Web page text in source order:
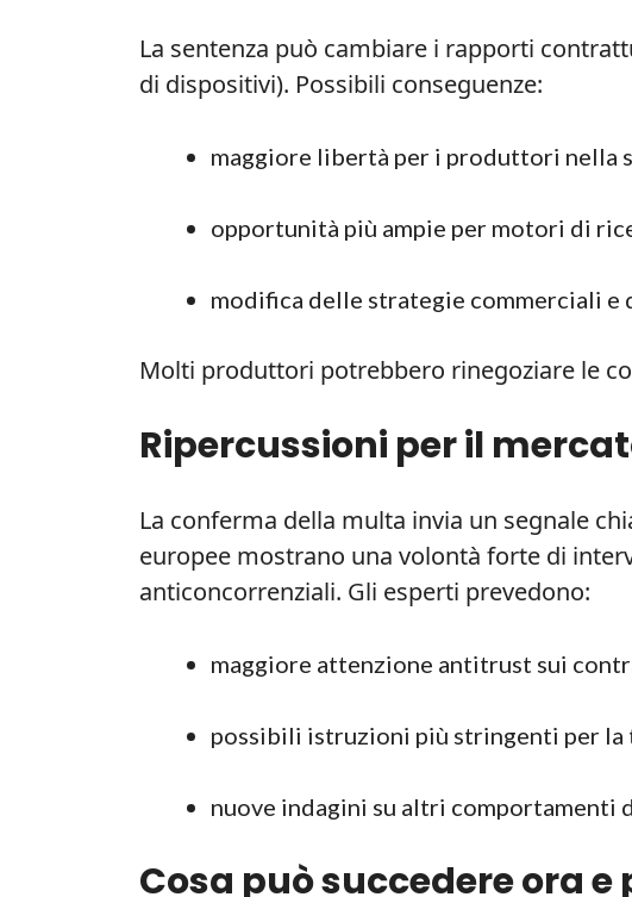
La sentenza può cambiare i rapporti
di dispositivi). Possibili conseguenze:
maggiore libertà per i produttori nella
opportunità più ampie per motori di
modifica delle strategie commerciali e
Molti produttori potrebbero rinegoziare le
Ripercussioni per il
La conferma della multa invia un segnale
europee mostrano una volontà forte di
anticoncorrenziali. Gli esperti prevedono:
maggiore attenzione antitrust sui
possibili istruzioni più stringenti per la
nuove indagini su altri comportamenti
Cosa può succedere ora